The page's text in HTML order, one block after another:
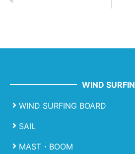
WIND
WIND SURFING BOARD
SAIL
MAST・BOOM